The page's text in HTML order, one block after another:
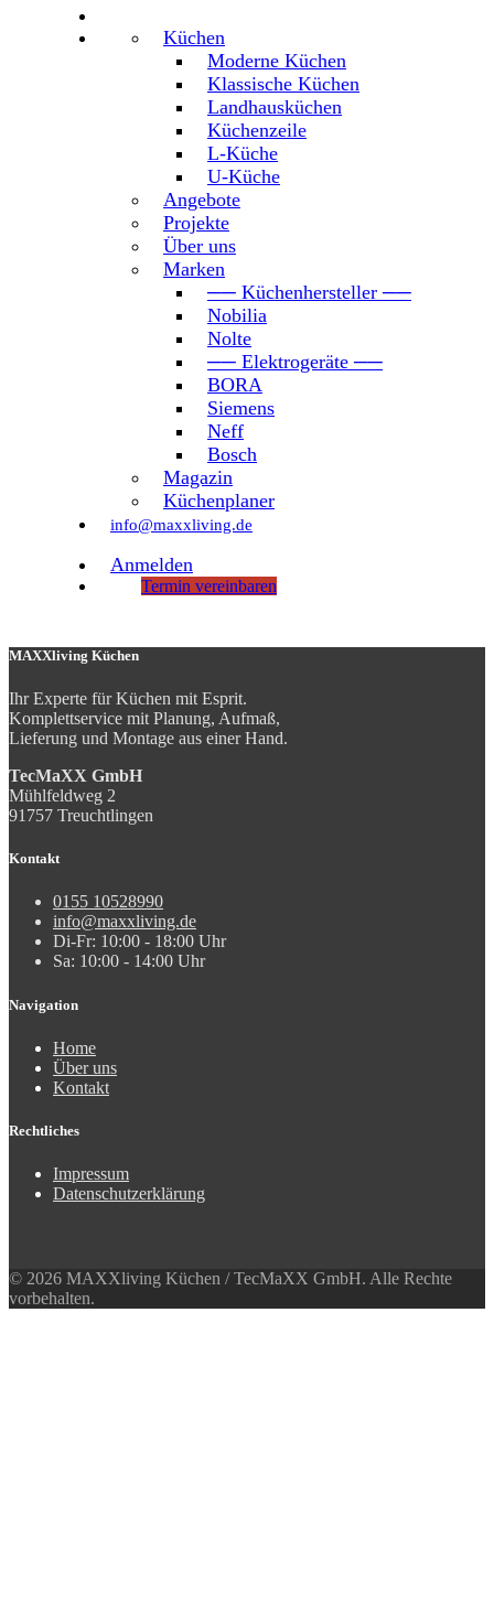
Küchen
Moderne Küchen
Klassische Küchen
Landhausküchen
Küchenzeile
L-Küche
U-Küche
Angebote
Projekte
Über uns
Marken
── Küchenhersteller ──
Nobilia
Nolte
── Elektrogeräte ──
BORA
Siemens
Neff
Bosch
Magazin
Küchenplaner
info@maxxliving.de
Anmelden
Termin vereinbaren
MAXXliving Küchen
Ihr Experte für Küchen mit Esprit.
Komplettservice mit Planung, Aufmaß,
Lieferung und Montage aus einer Hand.
TecMaXX GmbH
Mühlfeldweg 2
91757 Treuchtlingen
Kontakt
0155 10528990
info@maxxliving.de
Di-Fr: 10:00 - 18:00 Uhr
Sa: 10:00 - 14:00 Uhr
Navigation
Home
Über uns
Kontakt
Rechtliches
Impressum
Datenschutzerklärung
© 2026 MAXXliving Küchen / TecMaXX GmbH. Alle Rechte
vorbehalten.